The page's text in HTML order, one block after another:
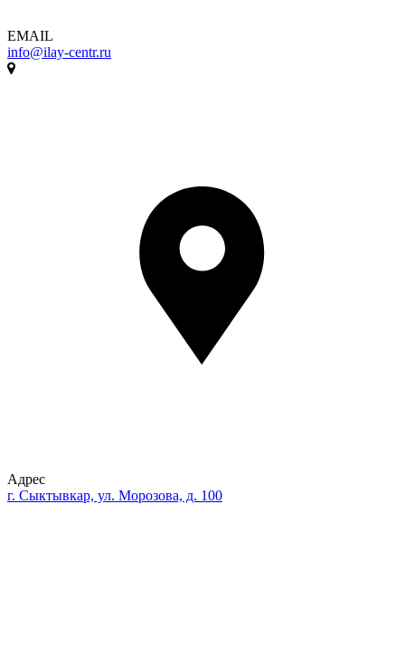
EMAIL
info@ilay-centr.ru
Адрес
г. Сыктывкар, ул. Морозова, д. 100